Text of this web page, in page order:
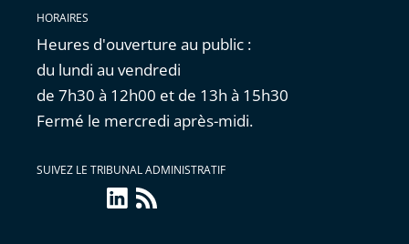
HORAIRES
Heures d'ouverture au public :
du lundi au vendredi
de 7h30 à 12h00 et de 13h à 15h30
Fermé le mercredi après-midi.
SUIVEZ LE TRIBUNAL ADMINISTRATIF
linkedin
Flux
RSS